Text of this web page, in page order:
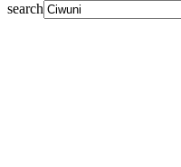
search